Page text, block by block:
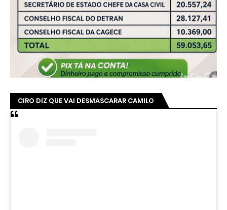
CIRO DIZ QUE VAI DESMASCARAR CAMILO